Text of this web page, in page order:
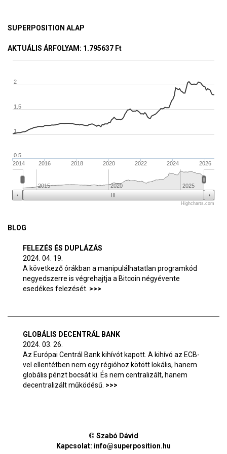
SUPERPOSITION ALAP
AKTUÁLIS ÁRFOLYAM : 1.795637 Ft
2016 2018 2020 2022 2024 2026
2014
2015 2020 2025
1
1.5
2
0.5
Highcharts.com
BLOG
FELEZÉS ÉS DUPLÁZÁS
2024. 04. 19.
A következő órákban a manipulálhatatlan programkód
negyedszerre is végrehajtja a Bitcoin négyévente
esedékes felezését.
GLOBÁLIS DECENTRÁL BANK
2024. 03. 26.
Az Európai Centrál Bank kihívót kapott. A kihívó az ECB-
vel ellentétben nem egy régióhoz kötött lokális, hanem
globális pénzt bocsát ki. És nem centralizált, hanem
decentralizált működésű.
© Szabó Dávid
Kapcsolat: info@superposition.hu